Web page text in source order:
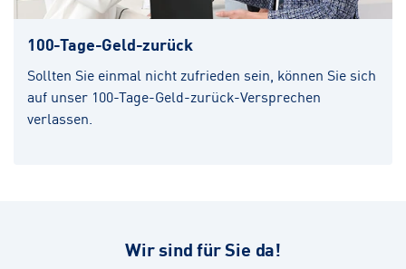
100-Tage-Geld-zurück
Sollten Sie einmal nicht zufrieden sein, können Sie sich
auf unser 100-Tage-Geld-zurück-Versprechen
verlassen.
Wir sind für Sie da!